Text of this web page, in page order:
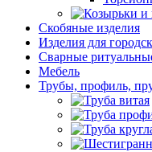
Скобяные изделия
Изделия для
Сварные
Мебель
Трубы, профиль,